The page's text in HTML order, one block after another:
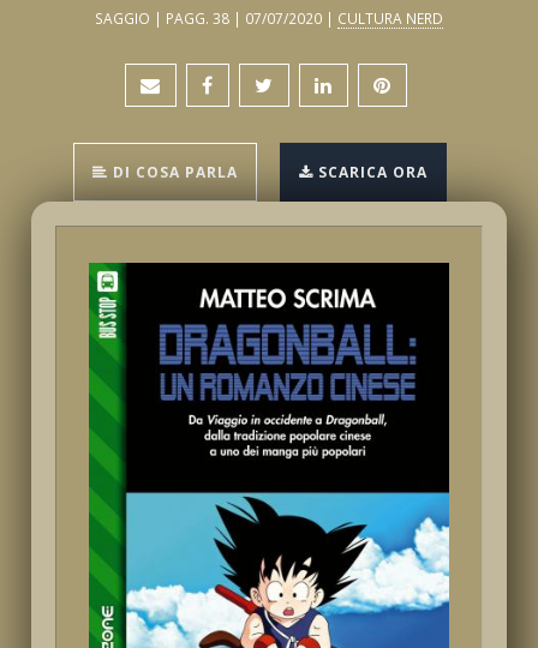
SAGGIO | PAGG. 38 | 07/07/2020 | CULTURA NERD
DI COSA PARLA SCARICA ORA